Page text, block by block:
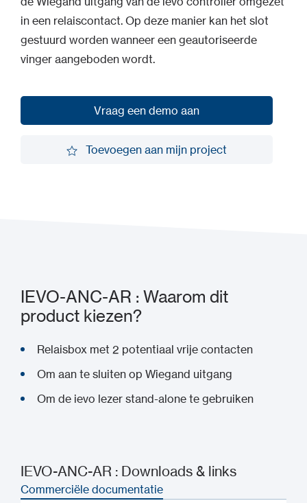
in een relaiscontact. Op deze manier kan het slot
gestuurd worden wanneer een geautoriseerde
vinger aangeboden wordt.
Vraag een demo aan
Toevoegen aan mijn project
IEVO-ANC-AR : Waarom dit
product kiezen?
Relaisbox met 2 potentiaal vrije contacten
Om aan te sluiten op Wiegand uitgang
Om de ievo lezer stand-alone te gebruiken
IEVO-ANC-AR : Downloads & links
Commerciële documentatie